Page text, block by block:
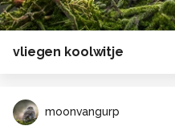
vliegen koolwitje
moonvangurp